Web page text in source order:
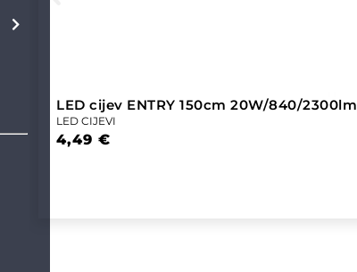
LED cijev ENTRY 150cm 20W/840/2300lm
LED CIJEVI
4,49€